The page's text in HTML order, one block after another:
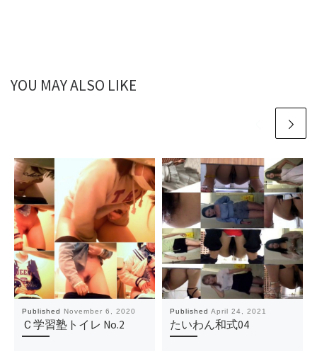
YOU MAY ALSO LIKE
Published November 6, 2020
Ｃ学習塾トイレ No.2
PublishedApril 24, 2021
たいわん和式04